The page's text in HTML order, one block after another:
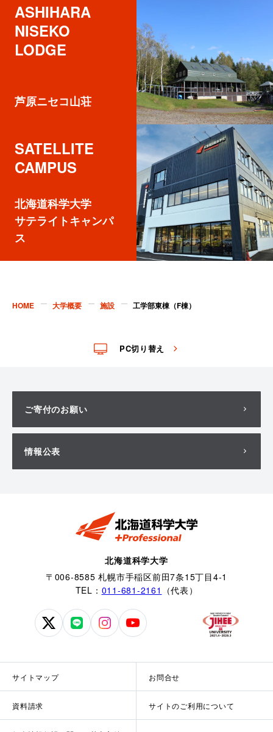
ASHIHARA
NISEKO
LODGE
芦原ニセコ山荘
SATELLITE
CAMPUS
北海道科学大学
サテライトキャンパ
ス
HOME 大学概要 施設 工学部東棟（F棟）
PC切り替え
ご寄付のお願い
情報公表
北海道科学大学
〒006-8585 札幌市手稲区前田7条15丁目4-1
TEL： 011-681-2161 （代表）
北
科
学
学
北
学
学
北
学
学
北
学
学
サイトマップ お問合せ
資料請求 サイトのご利用について